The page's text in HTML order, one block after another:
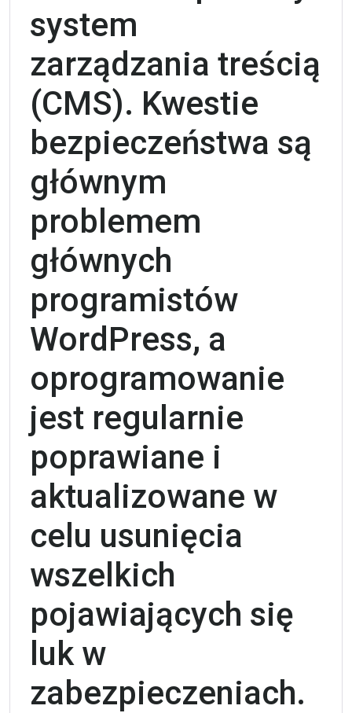
system
zarządzania treścią
(CMS). Kwestie
bezpieczeństwa są
głównym
problemem
głównych
programistów
WordPress, a
oprogramowanie
jest regularnie
poprawiane i
aktualizowane w
celu usunięcia
wszelkich
pojawiających się
luk w
zabezpieczeniach.